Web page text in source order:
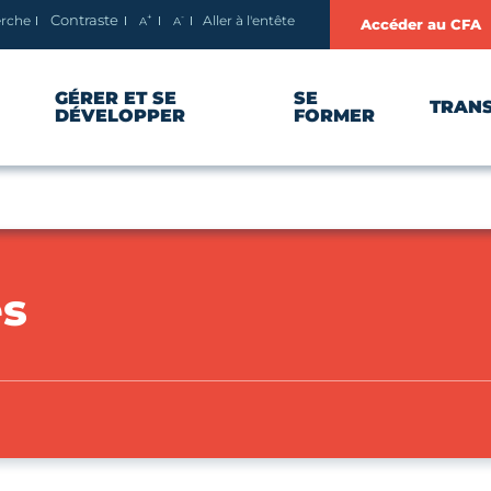
Contraste A+
Agrandir le texte
A-
Réduire le texte
Aller à l'entête Accéder au CFA
GÉRER ET SE
DÉVELOPPER
SE
FORMER